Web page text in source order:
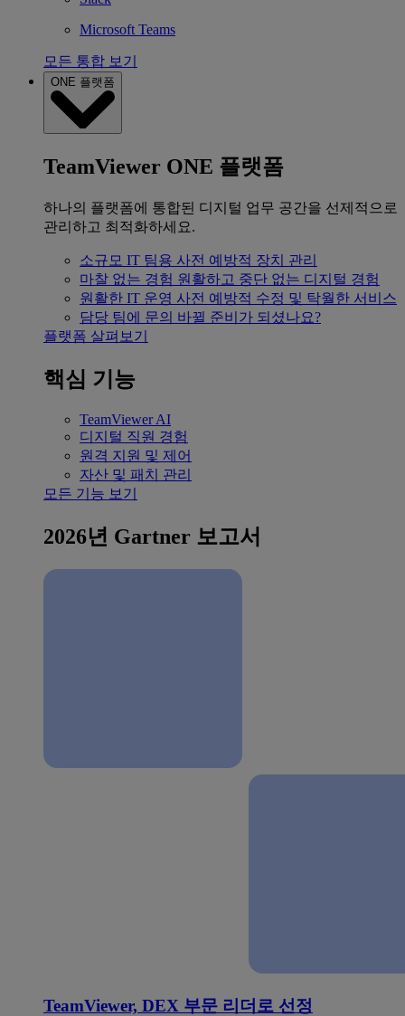
Microsoft Teams
모든 통합 보기
ONE 플랫폼
TeamViewer ONE 플랫폼
하나의 플랫폼에 통합된 디지털 업무 공간을 선제적으로
관리하고 최적화하세요.
소규모 IT 팀용 사전 예방적 장치 관리
마찰 없는 경험 원활하고 중단 없는 디지털 경험
원활한 IT 운영 사전 예방적 수정 및 탁월한 서비스
담당 팀에 문의 바뀔 준비가 되셨나요?
플랫폼 살펴보기
핵심 기능
TeamViewer AI
디지털 직원 경험
원격 지원 및 제어
자산 및 패치 관리
모든 기능 보기
2026년 Gartner 보고서
TeamViewer, DEX 부문 리더로 선정